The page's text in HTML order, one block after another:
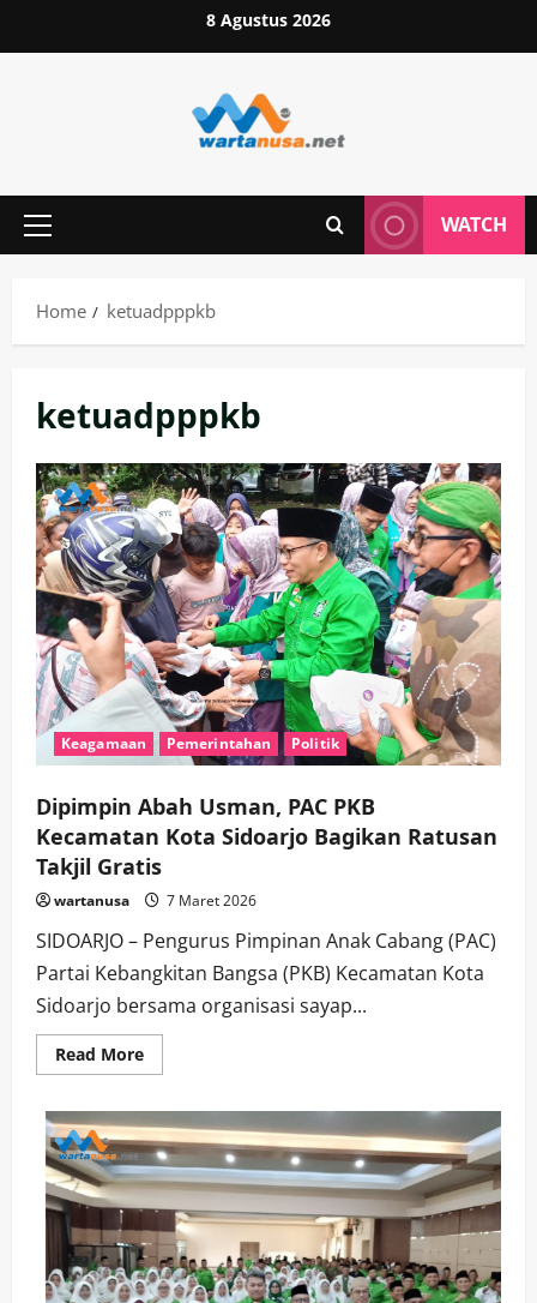
to
8 Agustus 2026
Primary
WATCH
Home ketuadpppkb
ketuadpppkb
Keagamaan Pemerintahan Politik
Dipimpin Abah Usman, PAC PKB
Kecamatan Kota Sidoarjo Bagikan Ratusan
Takjil Gratis
wartanusa 7 Maret 2026
SIDOARJO – Pengurus Pimpinan Anak Cabang (PAC)
Partai Kebangkitan Bangsa (PKB) Kecamatan Kota
Sidoarjo bersama organisasi sayap...
Read MoreRead
more
Abah
Usman,
PAC
PKB
Kecamatan
Kota
Sidoarjo
Bagikan
Ratusan
Takjil
Gratis